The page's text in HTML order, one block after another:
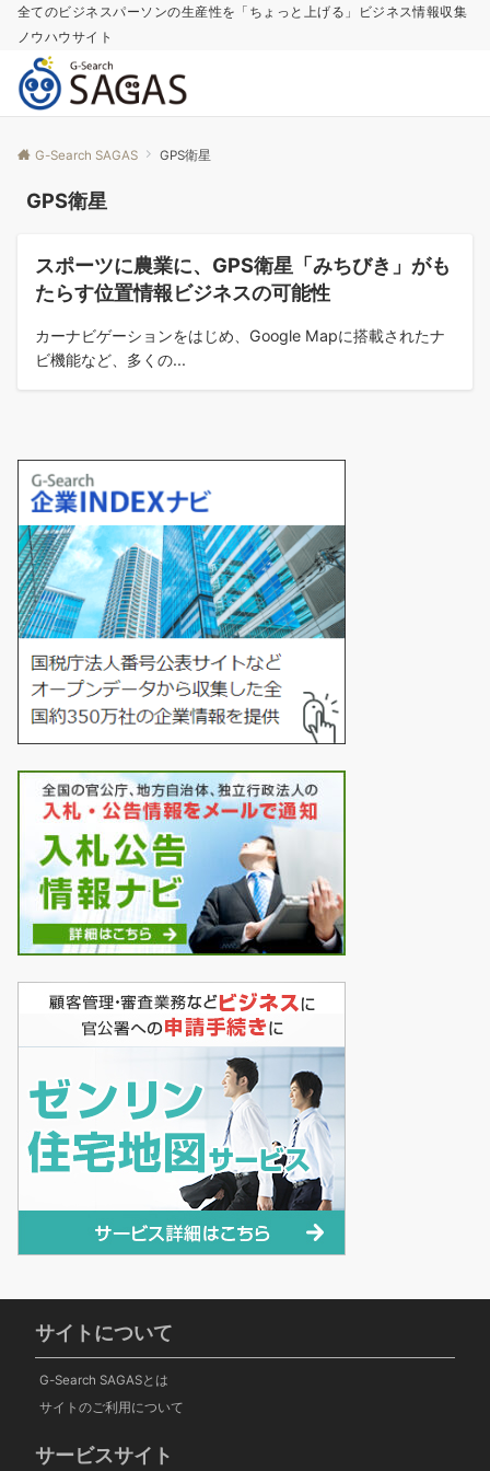
全てのビジネスパーソンの生産性を「ちょっと上げる」ビジネス情報収集
ノウハウサイト
G-Search SAGAS GPS衛星
GPS衛星
スポーツに農業に、GPS衛星「みちびき」がも
たらす位置情報ビジネスの可能性
カーナビゲーションをはじめ、Google Mapに搭載されたナ
ビ機能など、多くの...
サイトについて
G-Search SAGASとは
サイトのご利用について
サービスサイト